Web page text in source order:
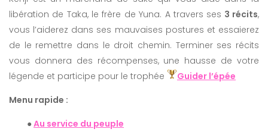
libération de Taka, le frère de Yuna. A travers ses 3 récits,
vous l’aiderez dans ses mauvaises postures et essaierez
de le remettre dans le droit chemin. Terminer ses récits
vous donnera des récompenses, une hausse de votre
légende et participe pour le trophée
Guider l’épée
Menu rapide :
●Au service du peuple